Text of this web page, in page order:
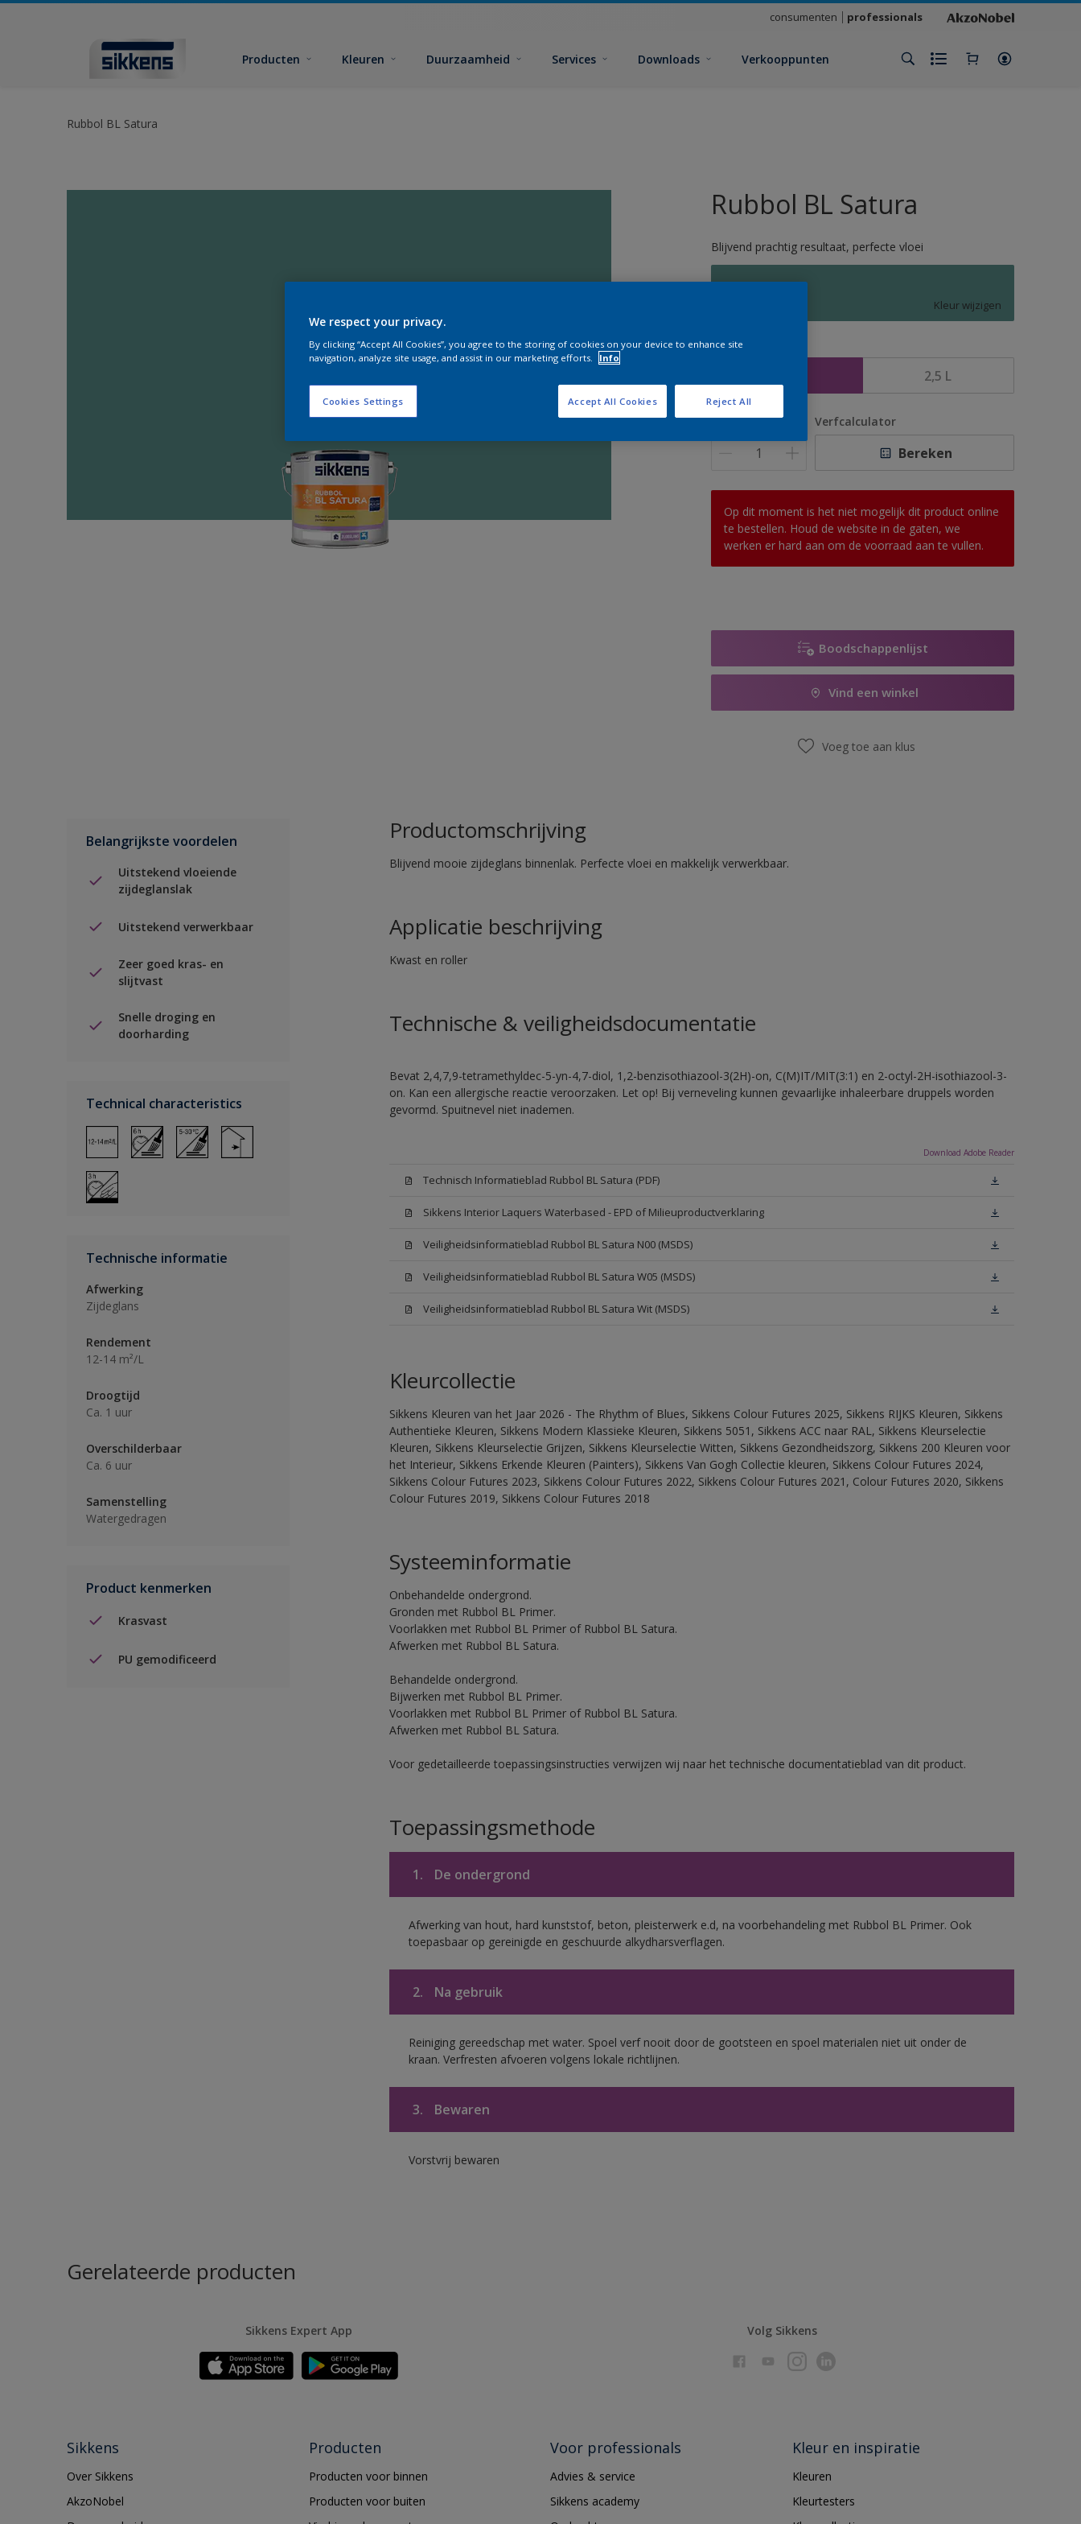
consumenten professionals
Producten Kleuren Duurzaamheid Services Downloads Verkooppunten
Rubbol BL Satura
Rubbol BL Satura
Blijvend prachtig resultaat, perfecte vloei
P0.20.50
Kleur wijzigen
Grootte
2,5 L
Aantal Verfcalculator
Bereken
Op dit moment is het niet mogelijk dit product online
te bestellen. Houd de website in de gaten, we
werken er hard aan om de voorraad aan te vullen.
Boodschappenlijst
Vind een winkel
Voeg toe aan klus
Belangrijkste voordelen
Uitstekend vloeiende
zijdeglanslak
Uitstekend verwerkbaar
Zeer goed kras- en
slijtvast
Snelle droging en
doorharding
Technical characteristics
Technische informatie
Afwerking
Zijdeglans
Rendement
12-14 m²/L
Droogtijd
Ca. 1 uur
Overschilderbaar
Ca. 6 uur
Samenstelling
Watergedragen
Product kenmerken
Krasvast
PU gemodificeerd
Productomschrijving
Blijvend mooie zijdeglans binnenlak. Perfecte vloei en makkelijk verwerkbaar.
Applicatie beschrijving
Kwast en roller
Technische & veiligheidsdocumentatie
Bevat 2,4,7,9-tetramethyldec-5-yn-4,7-diol, 1,2-benzisothiazool-3(2H)-on, C(M)IT/MIT(3:1) en 2-octyl-2H-isothiazool-3-
on. Kan een allergische reactie veroorzaken. Let op! Bij verneveling kunnen gevaarlijke inhaleerbare druppels worden
gevormd. Spuitnevel niet inademen.
Download Adobe Reader
Technisch Informatieblad Rubbol BL Satura (PDF)
Sikkens Interior Laquers Waterbased - EPD of Milieuproductverklaring
Veiligheidsinformatieblad Rubbol BL Satura N00 (MSDS)
Veiligheidsinformatieblad Rubbol BL Satura W05 (MSDS)
Veiligheidsinformatieblad Rubbol BL Satura Wit (MSDS)
Kleurcollectie
Sikkens Kleuren van het Jaar 2026 - The Rhythm of Blues, Sikkens Colour Futures 2025, Sikkens RIJKS Kleuren, Sikkens
Authentieke Kleuren, Sikkens Modern Klassieke Kleuren, Sikkens 5051, Sikkens ACC naar RAL, Sikkens Kleurselectie
Kleuren, Sikkens Kleurselectie Grijzen, Sikkens Kleurselectie Witten, Sikkens Gezondheidszorg, Sikkens 200 Kleuren voor
het Interieur, Sikkens Erkende Kleuren (Painters), Sikkens Van Gogh Collectie kleuren, Sikkens Colour Futures 2024,
Sikkens Colour Futures 2023, Sikkens Colour Futures 2022, Sikkens Colour Futures 2021, Colour Futures 2020, Sikkens
Colour Futures 2019, Sikkens Colour Futures 2018
Systeeminformatie
Onbehandelde ondergrond.
Gronden met Rubbol BL Primer.
Voorlakken met Rubbol BL Primer of Rubbol BL Satura.
Afwerken met Rubbol BL Satura.
Behandelde ondergrond.
Bijwerken met Rubbol BL Primer.
Voorlakken met Rubbol BL Primer of Rubbol BL Satura.
Afwerken met Rubbol BL Satura.
Voor gedetailleerde toepassingsinstructies verwijzen wij naar het technische documentatieblad van dit product.
Toepassingsmethode
1. De ondergrond
Afwerking van hout, hard kunststof, beton, pleisterwerk e.d, na voorbehandeling met Rubbol BL Primer. Ook
toepasbaar op gereinigde en geschuurde alkydharsverflagen.
2. Na gebruik
Reiniging gereedschap met water. Spoel verf nooit door de gootsteen en spoel materialen niet uit onder de
kraan. Verfresten afvoeren volgens lokale richtlijnen.
3. Bewaren
Vorstvrij bewaren
Gerelateerde producten
Sikkens Expert App Volg Sikkens
Sikkens
Over Sikkens
AkzoNobel
Producten
Producten voor binnen
Producten voor buiten
Voor professionals
Advies & service
Sikkens academy
Kleur en inspiratie
Kleuren
Kleurtesters
We respect your privacy.
By clicking “Accept All Cookies”, you agree to the storing of cookies on your device to enhance site
navigation, analyze site usage, and assist in our marketing efforts.
Info
Cookies Settings Reject All
Accept All Cookies